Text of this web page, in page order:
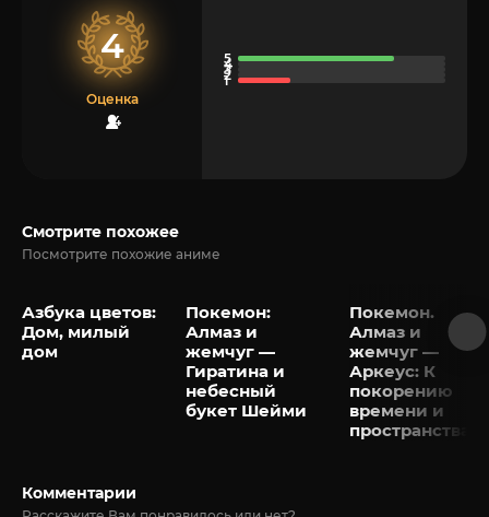
4
Оценка
4
Смотрите похожее
Посмотрите похожие аниме
Азбука цветов:
Дом, милый
дом
Покемон:
Алмаз и
жемчуг —
Гиратина и
небесный
букет Шейми
Покемон.
Алмаз и
жемчуг —
Аркеус: К
покорению
времени и
пространства
Комментарии